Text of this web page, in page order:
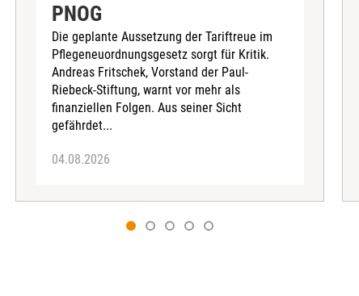
PNOG
Die geplante Aussetzung der Tariftreue im
Pflegeneuordnungsgesetz sorgt für Kritik.
Andreas Fritschek, Vorstand der Paul-
Riebeck-Stiftung, warnt vor mehr als
finanziellen Folgen. Aus seiner Sicht
gefährdet...
04.08.2026